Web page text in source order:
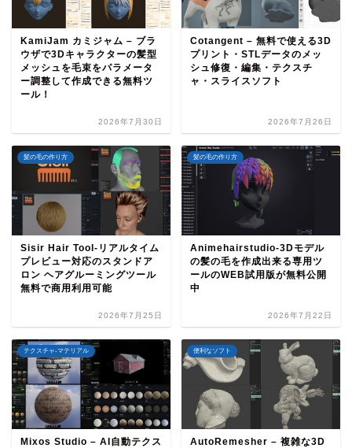
KamiJam カミジャム – ブラ
ウザで3Dキャラクターの髪型
メッシュを毛束をパラメータ
ー調整して作成できる無料ツ
ール！
2026年7月30日
Cotangent – 無料で使える3D
プリント・STLデータのメッ
シュ修復・編集・テクスチ
ャ・スライスソフト
2026年7月26日
髪の毛の作り方
Sisir Hair Tool-リアルタイム
プレビュー対応のスタンドア
ロン ヘアグルーミングツール
無料で商用利用可能
2026年7月25日
髪の毛の作り方
Animehairstudio-3Dモデル
の髪の毛を作成出来る専用ツ
ールのWEB試用版が無料公開
中
2026年7月22日
テクスチャ-マテリアル
Mixos Studio – AI自動テクス
便利なソフト
AutoRemesher – 複雑な3D